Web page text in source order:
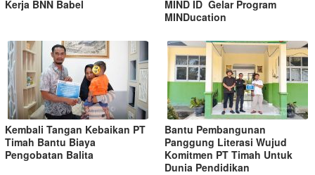
Kerja BNN Babel
MIND ID Gelar Program
MINDucation
Kembali Tangan Kebaikan PT
Timah Bantu Biaya
Pengobatan Balita
Bantu Pembangunan
Panggung Literasi Wujud
Komitmen PT Timah Untuk
Dunia Pendidikan